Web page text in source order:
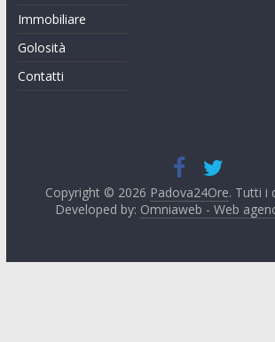
Immobiliare
Golosità
Contatti
Copyright © 2026 Padova24Ore. Tutti i
Developed by: Omniaweb - Web